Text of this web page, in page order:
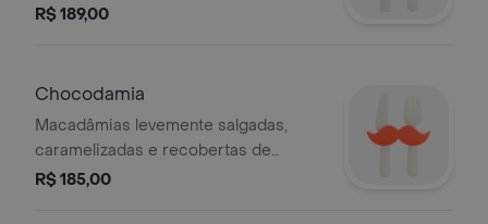
pó de cacau.
R$ 189,00
Chocodamia
Macadâmias levemente salgadas,
caramelizadas e recobertas de
chocolate au lait.
R$ 185,00